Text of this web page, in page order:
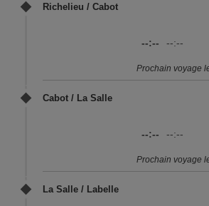
Richelieu / Cabot
--:-- --:--
Prochain voyage
Cabot / La Salle
--:-- --:--
Prochain voyage
La Salle / Labelle